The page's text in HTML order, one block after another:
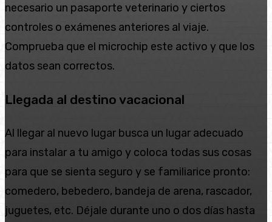
necesario un pasaporte veterinario y ciertos
controles o exámenes anteriores al viaje.
Comprueba que el microchip este activo y que los
datos sean correctos.
Llegada al destino vacacional
Al llegar al nuevo lugar busca un lugar adecuado
para instalar a tu amigo y coloca todas sus cosas
para que se sienta seguro y se familiarice pronto:
comedero, bebedero, bandeja de arena, rascador,
juguetes, etc. Déjale durante uno o dos días hasta